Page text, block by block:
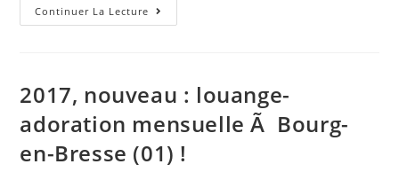
Continuer La Lecture
–
messe
mensuelle
Bourg-
2017, nouveau : louange-
adoration mensuelle Ã Bourg-
en-Bresse (01) !